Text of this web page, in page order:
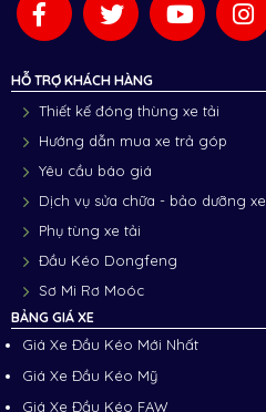
HỖ TRỢ KHÁCH HÀNG
Thiết kế đóng thùng xe tải
Hướng dẫn mua xe trả góp
Yêu cầu báo giá
Dịch vụ sửa chữa - bảo dưỡng xe
Phụ tùng xe tải
Đầu Kéo Dongfeng
Sơ Mi Rơ Moóc
BẢNG GIÁ XE
Giá Xe Đầu Kéo Mới Nhất
Giá Xe Đầu Kéo Mỹ
Giá Xe Đầu Kéo FAW